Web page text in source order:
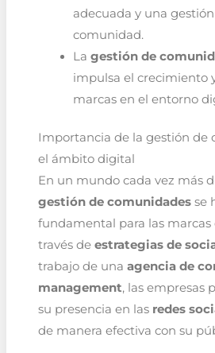
adecuada y una
comunidad.
La gestión de
impulsa el crecimiento
marcas en el entorno
Importancia de la gestión de
el ámbito digital
En un mundo cada vez más
gestión de comunidadesse
fundamental para las marcas
través de estrategias de
trabajo de una agencia de
management, las empresas
su presencia en las redes
de manera efectiva con su